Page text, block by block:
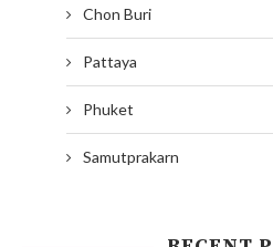
Chon Buri
Pattaya
Phuket
Samutprakarn